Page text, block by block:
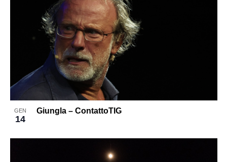
events
Photo
View
GEN
14
Giungla – ContattoTIG